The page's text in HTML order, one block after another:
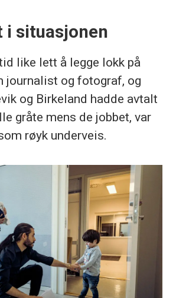
i situasjonen
like lett å legge lokk på
journalist og fotograf, og
og Birkeland hadde avtalt
gråte mens de jobbet, var
røyk underveis.